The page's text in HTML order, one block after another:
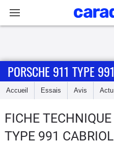
Accueil
Essais
PORSCHE 911 TYPE
Accueil Essais Avis Actu
FICHE
TYPE 991